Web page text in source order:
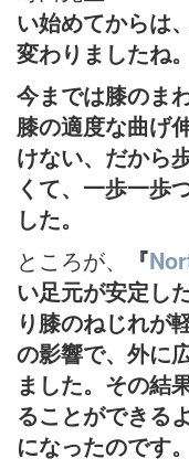
い始めてからは
変わりましたね。
今までは膝のま
膝の適度な曲げ
けない、だから
くて、一歩一歩
した。
ところが、
『
い足元が安定し
り膝のねじれが
の影響で、外に
ました。その結
ることができる
になったのです。